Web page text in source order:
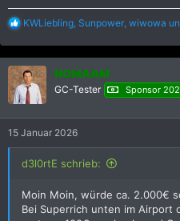
R
a
k
t
i
o
n
:
KWLiebling Sunpower wiwowa
NOMAAM
GC-Tester Sponsor
15 Januar 2026
d3l0rtE schrieb:
Moin Moin, würde ca. 2.000€
Bei Superrich unten im Airport